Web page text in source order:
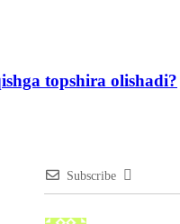
topshira olishadi?
Subscribe